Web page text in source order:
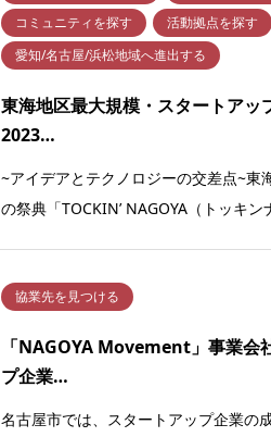
コミュニティを探す
活動拠点を探す
愛知/名古屋/浜松地域へ進出する
東海地区最大規模・スタートアッ
2023…
~アイデアとテクノロジーの交差点~東
の祭典「TOCKIN’ NAGOYA（トッキ
協業先を見つける
「NAGOYA Movement」事業会
プ企業…
名古屋市では、スタートアップ企業の